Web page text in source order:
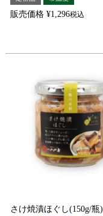
販売価格 ¥1,296税込
さけ焼漬ほぐし(150g/瓶)